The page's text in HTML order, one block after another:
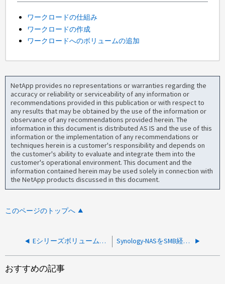
ワークロードの仕組み
ワークロードの作成
ワークロードへのボリュームの追加
NetApp provides no representations or warranties regarding the
accuracy or reliability or serviceability of any information or
recommendations provided in this publication or with respect to
any results that may be obtained by the use of the information or
observance of any recommendations provided herein. The
information in this document is distributed AS IS and the use of this
information or the implementation of any recommendations or
techniques herein is a customer's responsibility and depends on
the customer's ability to evaluate and integrate them into the
customer's operational environment. This document and the
information contained herein may be used solely in connection with
the NetApp products discussed in this document.
このページのトップへ
EシリーズボリュームをS3リポジトリとして使用できますか。 Synology-NASをSMB経由でEシリーズに接続できますか？
おすすめの記事